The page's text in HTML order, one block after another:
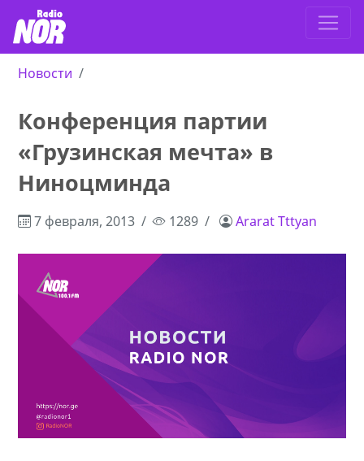
Новости
Конференция партии
«Грузинская мечта» в
Ниноцминда
7 февраля, 2013 1289 Ararat Tttyan